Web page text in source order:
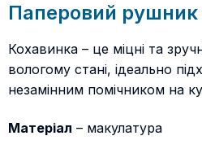
Паперовий рушник
Кохавинка – це міцні та
вологому стані, ідеально
незамінним помічником на
Матеріал – макулатура